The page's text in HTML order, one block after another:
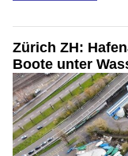
Zürich ZH:
Boote unter